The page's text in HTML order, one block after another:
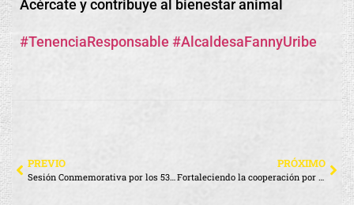
Acércate y contribuye al bienestar animal
#TenenciaResponsable #AlcaldesaFannyUribe
PREVIO
Sesión Conmemorativa por los 53 años de Cantonización de Santa Cruz
PRÓXIMO
Fortaleciendo la cooperación por el bienestar de Santa Cruz